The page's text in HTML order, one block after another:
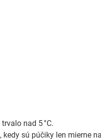
nad 5 °C.
sú púčiky len mierne